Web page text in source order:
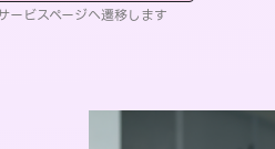
ビスページへ遷移します